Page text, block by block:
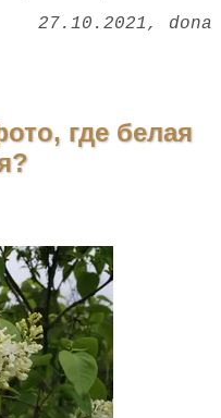
27.10.2021 dona
где белая